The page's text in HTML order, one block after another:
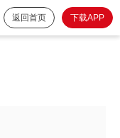
返回首页 下载APP